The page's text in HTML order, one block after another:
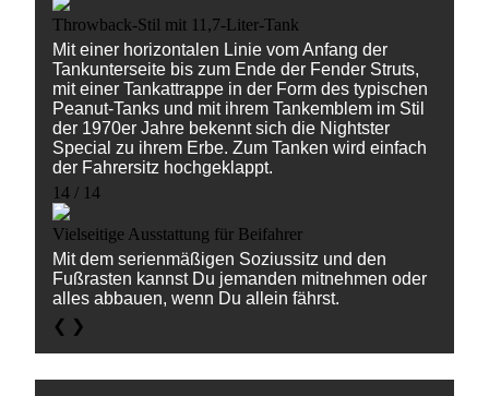
Throwback-Stil mit 11,7-Liter-Tank
Mit einer horizontalen Linie vom Anfang der
Tankunterseite bis zum Ende der Fender Struts,
mit einer Tankattrappe in der Form des typischen
Peanut-Tanks und mit ihrem Tankemblem im Stil
der 1970er Jahre bekennt sich die Nightster
Special zu ihrem Erbe. Zum Tanken wird einfach
der Fahrersitz hochgeklappt.
14 / 14
Vielseitige Ausstattung für Beifahrer
Mit dem serienmäßigen Soziussitz und den
Fußrasten kannst Du jemanden mitnehmen oder
alles abbauen, wenn Du allein fährst.
❮ ❯